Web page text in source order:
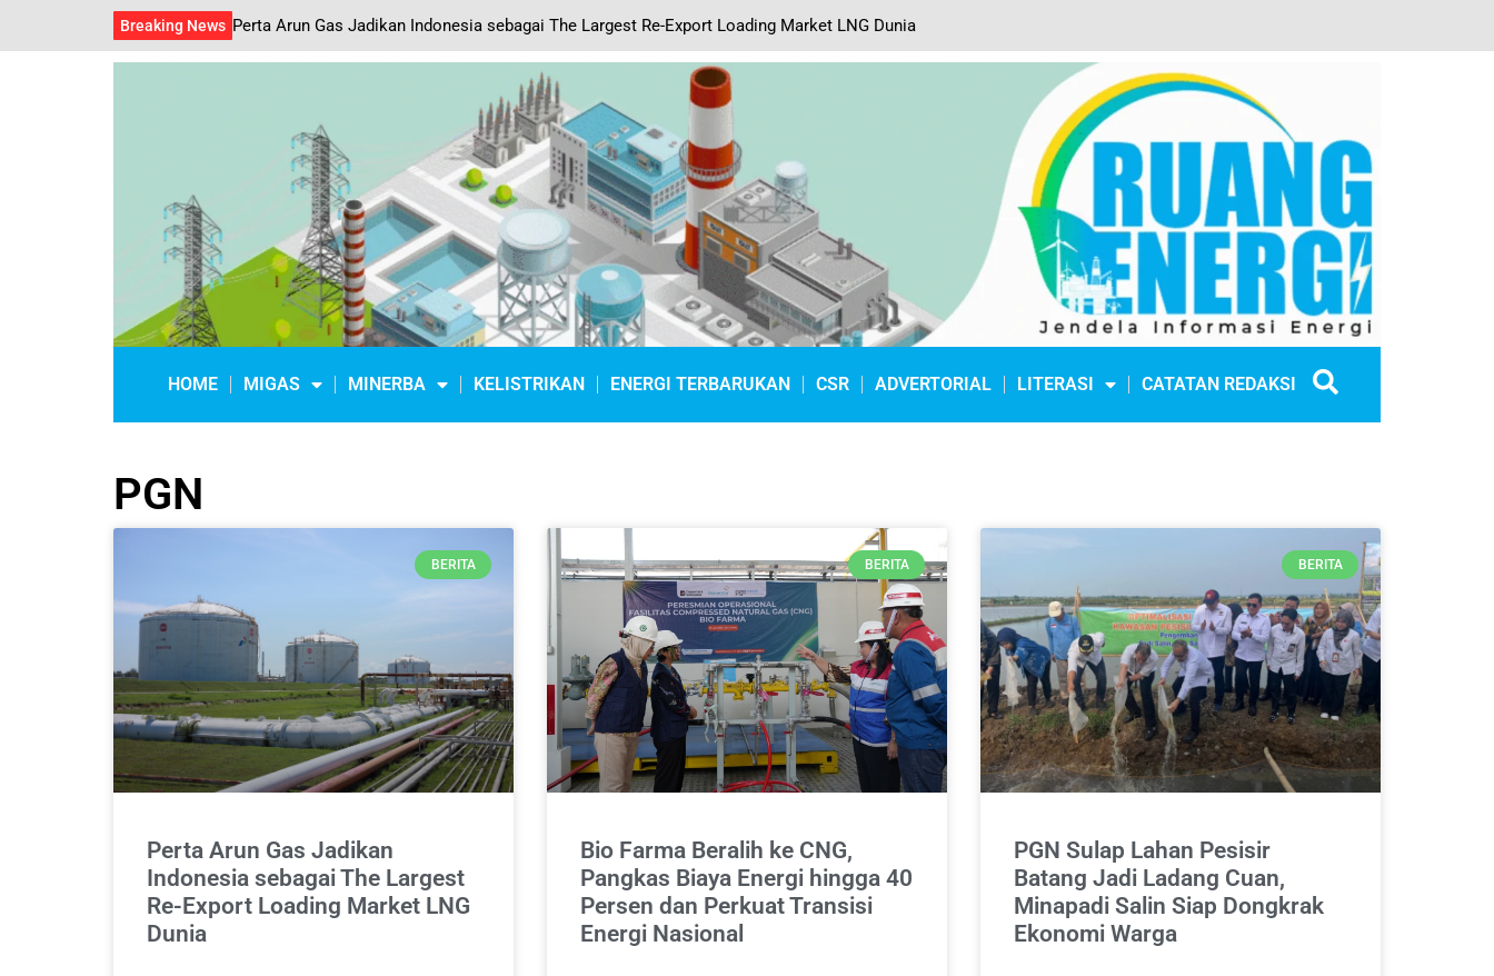
Breaking News Perta Arun Gas Jadikan Indonesia sebagai The Largest Re-Export Loading Market LNG Dunia
HOME MIGAS MINERBA KELISTRIKAN ENERGI TERBARUKAN CSR ADVERTORIAL LITERASI CATATAN REDAKSI
PGN
BERITA
Perta Arun Gas Jadikan
Indonesia sebagai The Largest
Re-Export Loading Market LNG
Dunia
BERITA
Bio Farma Beralih ke CNG,
Pangkas Biaya Energi hingga 40
Persen dan Perkuat Transisi
Energi Nasional
BERITA
PGN Sulap Lahan Pesisir
Batang Jadi Ladang Cuan,
Minapadi Salin Siap Dongkrak
Ekonomi Warga